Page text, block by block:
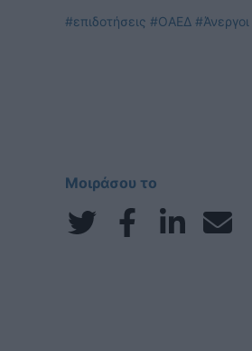
#επιδοτήσεις #ΟΑΕΔ #Άνεργοι
Μοιράσου το